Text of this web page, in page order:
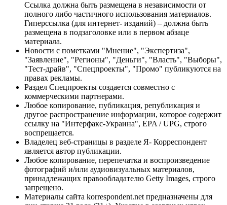
Ссылка должна быть размещена в независимости от
полного либо частичного использования материалов.
Гиперссылка (для интернет- изданий) – должна быть
размещена в подзаголовке или в первом абзаце
материала.
Новости с пометками "Мнение", "Экспертиза",
"Заявление", "Регионы", "Деньги", "Власть", "Выборы",
"Тест-драйв", "Спецпроекты", "Промо" публикуются на
правах рекламы.
Раздел Спецпроекты создается совместно с
коммерческими партнерами.
Любое копирование, публикация, републикация и
другое распространение информации, которое содержит
ссылку на "Интерфакс-Украина", EPA / UPG, строго
воспрещается.
Владелец веб-страницы в разделе Я- Корреспондент
является автор публикации.
Любое копирование, перепечатка и воспроизведение
фотографий и/или аудиовизуальных материалов,
принадлежащих правообладателю Getty Images, строго
запрещено.
Материалы сайта korrespondent.net предназначены для